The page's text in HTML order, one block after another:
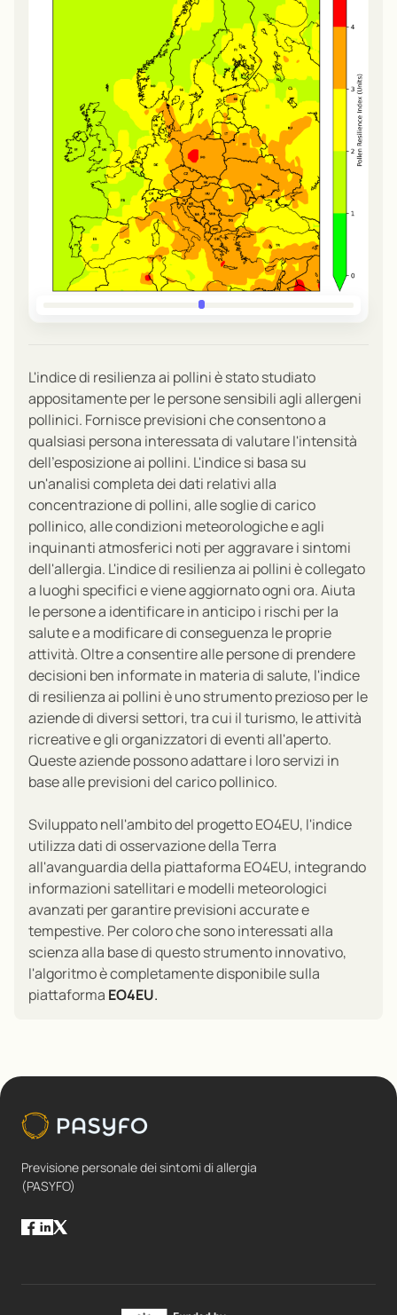
L'indice di resilienza ai pollini è stato studiato
appositamente per le persone sensibili agli allergeni
pollinici. Fornisce previsioni che consentono a
qualsiasi persona interessata di valutare l'intensità
dell'esposizione ai pollini. L'indice si basa su
un'analisi completa dei dati relativi alla
concentrazione di pollini, alle soglie di carico
pollinico, alle condizioni meteorologiche e agli
inquinanti atmosferici noti per aggravare i sintomi
dell'allergia. L'indice di resilienza ai pollini è collegato
a luoghi specifici e viene aggiornato ogni ora. Aiuta
le persone a identificare in anticipo i rischi per la
salute e a modificare di conseguenza le proprie
attività. Oltre a consentire alle persone di prendere
decisioni ben informate in materia di salute, l'indice
di resilienza ai pollini è uno strumento prezioso per le
aziende di diversi settori, tra cui il turismo, le attività
ricreative e gli organizzatori di eventi all'aperto.
Queste aziende possono adattare i loro servizi in
base alle previsioni del carico pollinico.
Sviluppato nell'ambito del progetto EO4EU, l'indice
utilizza dati di osservazione della Terra
all'avanguardia della piattaforma EO4EU, integrando
informazioni satellitari e modelli meteorologici
avanzati per garantire previsioni accurate e
tempestive. Per coloro che sono interessati alla
scienza alla base di questo strumento innovativo,
l'algoritmo è completamente disponibile sulla
piattaforma EO4EU.
Previsione personale dei sintomi di allergia
(PASYFO)